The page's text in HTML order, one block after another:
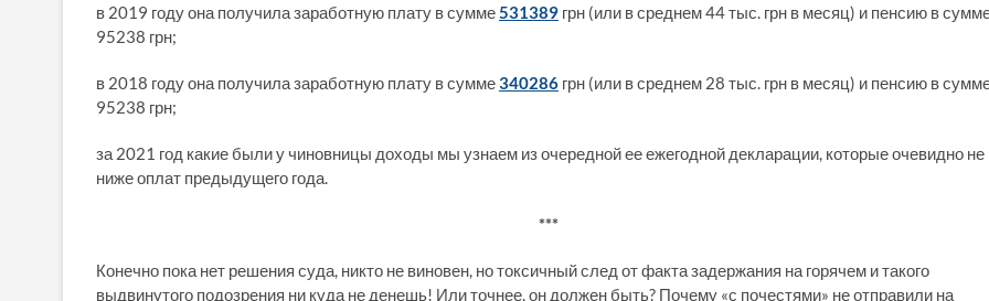
в 2019 году она получила заработную плату в сумме531389 грн (или в среднем 44 тыс. грн в месяц) и пенсию в
95238 грн;
в 2018 году она получила заработную плату в сумме340286 грн (или в среднем 28 тыс. грн в месяц) и пенсию в
95238 грн;
за 2021 год какие были у чиновницы доходы мы узнаем из очередной ее ежегодной декларации, которые очевидно не
ниже оплат предыдущего года.
***
Конечно пока нет решения суда, никто не виновен, но токсичный след от факта задержания на горячем и такого
выдвинутого подозрения ни куда не денешь! Или точнее, он должен быть? Почему «с почестями» не отправили на